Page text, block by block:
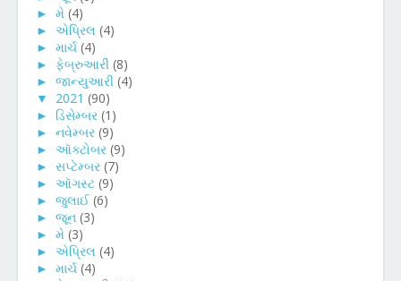
► મે (4)
► એપ્રિલ (4)
► માર્ચ (4)
► ફેબ્રુઆરી (8)
► જાન્યુઆરી (4)
▼
2021 (90)
► ડિસેમ્બર (1)
► નવેમ્બર (9)
► ઑક્ટોબર (9)
► સપ્ટેમ્બર (7)
► ઑગસ્ટ (9)
► જુલાઈ (6)
► જૂન (3)
► મે (3)
► એપ્રિલ (4)
► માર્ચ (4)